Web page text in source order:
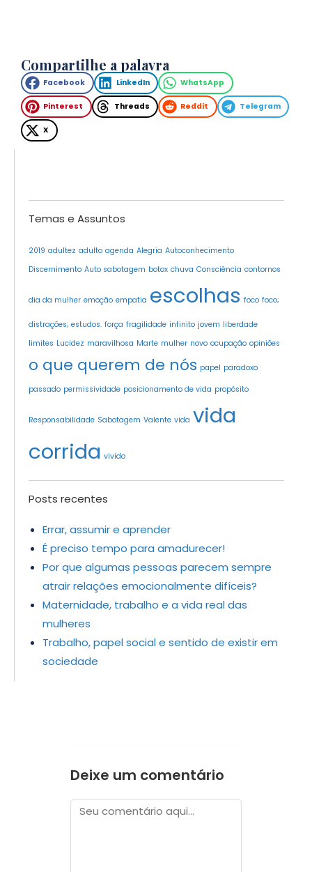
Temas e Assuntos
2019 adultez adulto agenda Alegria Autoconhecimento
Discernimento Auto sabotagem botox chuva Consciência contornos
dia da mulher emoção empatia escolhas foco foco;
distrações; estudos. força fragilidade infinito jovem liberdade
limites Lucidez maravilhosa Marte mulher novo ocupação opiniões
o que querem de nós papel paradoxo
passado permissividade posicionamento de vida propósito
Responsabilidade Sabotagem Valente vida vida
corrida vivido
Posts recentes
Errar, assumir e aprender
É preciso tempo para amadurecer!
Por que algumas pessoas parecem sempre
atrair relações emocionalmente difíceis?
Maternidade, trabalho e a vida real das
mulheres
Trabalho, papel social e sentido de existir em
sociedade
Compartilhe a palavra
Facebook LinkedIn WhatsApp
Pinterest Threads Reddit Telegram
X
Deixe um comentário